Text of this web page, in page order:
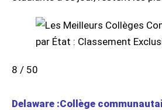
8 / 50
Delaware :Collège